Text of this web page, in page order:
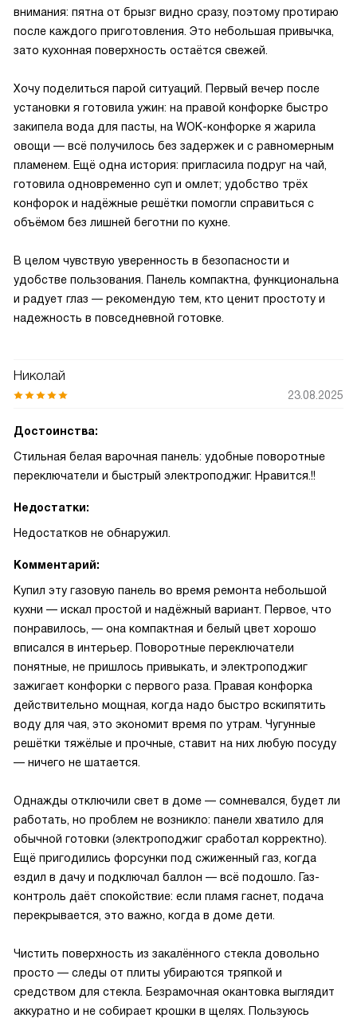
внимания: пятна от брызг видно сразу, поэтому протираю
после каждого приготовления. Это небольшая привычка,
зато кухонная поверхность остаётся свежей.
Хочу поделиться парой ситуаций. Первый вечер после
установки я готовила ужин: на правой конфорке быстро
закипела вода для пасты, на WOK-конфорке я жарила
овощи — всё получилось без задержек и с равномерным
пламенем. Ещё одна история: пригласила подруг на чай,
готовила одновременно суп и омлет; удобство трёх
конфорок и надёжные решётки помогли справиться с
объёмом без лишней беготни по кухне.
В целом чувствую уверенность в безопасности и
удобстве пользования. Панель компактна, функциональна
и радует глаз — рекомендую тем, кто ценит простоту и
надежность в повседневной готовке.
Николай
23.08.2025
Достоинства:
Стильная белая варочная панель: удобные поворотные
переключатели и быстрый электроподжиг. Нравится.!!
Недостатки:
Недостатков не обнаружил.
Комментарий:
Купил эту газовую панель во время ремонта небольшой
кухни — искал простой и надёжный вариант. Первое, что
понравилось, — она компактная и белый цвет хорошо
вписался в интерьер. Поворотные переключатели
понятные, не пришлось привыкать, и электроподжиг
зажигает конфорки с первого раза. Правая конфорка
действительно мощная, когда надо быстро вскипятить
воду для чая, это экономит время по утрам. Чугунные
решётки тяжёлые и прочные, ставит на них любую посуду
— ничего не шатается.
Однажды отключили свет в доме — сомневался, будет ли
работать, но проблем не возникло: панели хватило для
обычной готовки (электроподжиг сработал корректно).
Ещё пригодились форсунки под сжиженный газ, когда
ездил в дачу и подключал баллон — всё подошло. Газ-
контроль даёт спокойствие: если пламя гаснет, подача
перекрывается, это важно, когда в доме дети.
Чистить поверхность из закалённого стекла довольно
просто — следы от плиты убираются тряпкой и
средством для стекла. Безрамочная окантовка выглядит
аккуратно и не собирает крошки в щелях. Пользуюсь